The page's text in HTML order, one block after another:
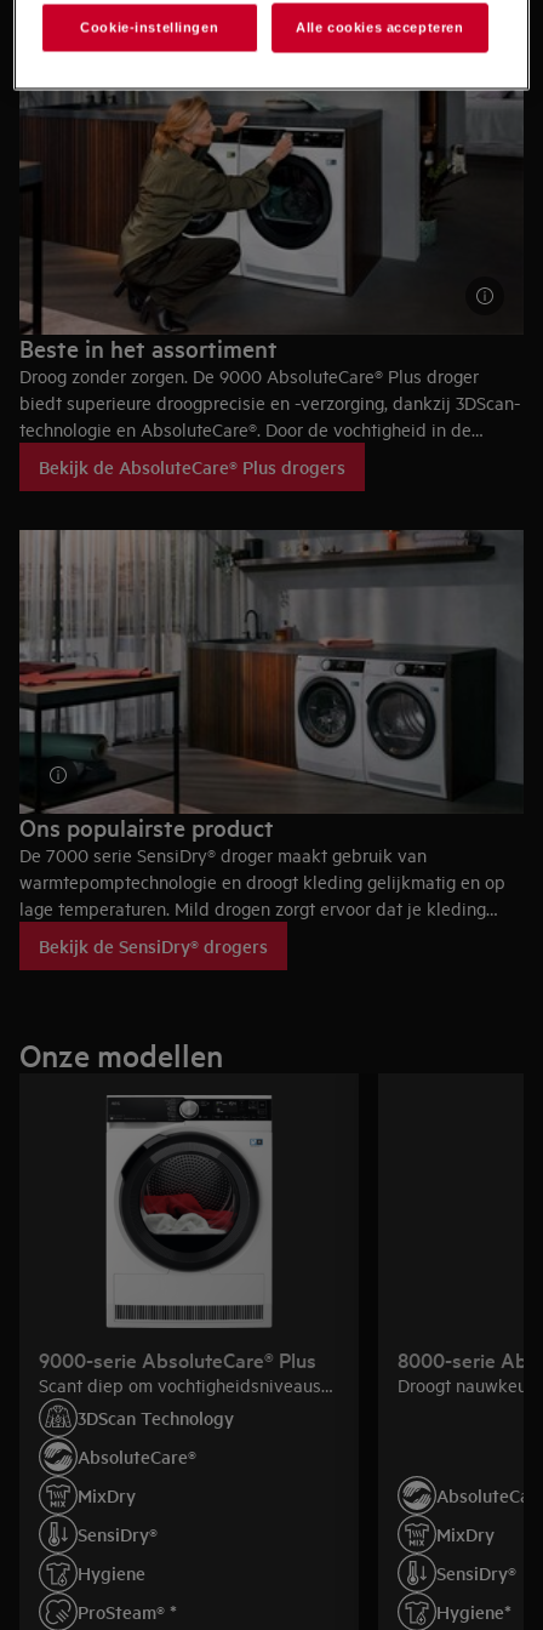
Beste in het assortiment
Droog zonder zorgen. De 9000 AbsoluteCare® Plus droger
biedt superieure droogprecisie en -verzorging, dankzij 3DScan-
technologie en AbsoluteCare®. Door de vochtigheid in de
kleding te analyseren wordt zelfs kleding in laagjes gelijkmatig
gedroogd.
Bekijk de AbsoluteCare® Plus drogers
Ons populairste product
De 7000 serie SensiDry® droger maakt gebruik van
warmtepomptechnologie en droogt kleding gelijkmatig en op
lage temperaturen. Mild drogen zorgt ervoor dat je kleding
meegaan.
Bekijk de SensiDry® drogers
Onze modellen
9000-serie AbsoluteCare® Plus
Scant diep om vochtigheidsniveaus
binnenin je was te lezen.
3DScan Technology
AbsoluteCare®
MixDry
SensiDry®
Hygiene
ProSteam® *
8000-serie
Droogt
MixDry
SensiDry®
Hygiene*
Cookie-instellingen Alle cookies accepteren